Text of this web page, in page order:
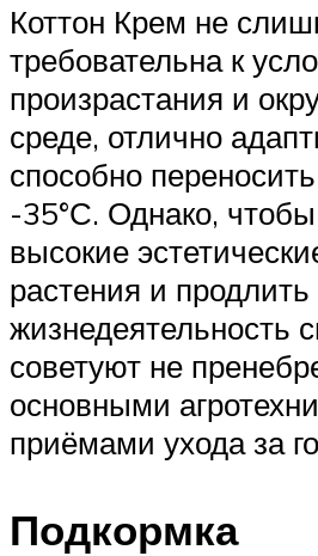
Коттон Крем не
требовательна к
произрастания и
среде, отлично
способно
-35°С. Однако,
высокие
растения и продлить
жизнедеятельность
советуют не
основными
приёмами ухода за
Подкормка